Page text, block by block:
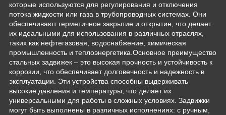
которые используются для регулирования и отключения
потока жидкости или газа в трубопроводных системах. Они
обеспечивают герметичное закрытие и открытие, что делает
их идеальными для использования в различных отраслях,
таких как нефтегазовая, водоснабжение, химическая
промышленность и теплоэнергетика.Основное преимущество
стальных задвижек – это высокая прочность и устойчивость к
коррозии, что обеспечивает долговечность и надежность в
эксплуатации. Эти устройства способны выдерживать
высокие давления и температуры, что делает их
универсальными для работы в сложных условиях. Задвижки
могут быть выполнены в различных исполнениях: с ручным,